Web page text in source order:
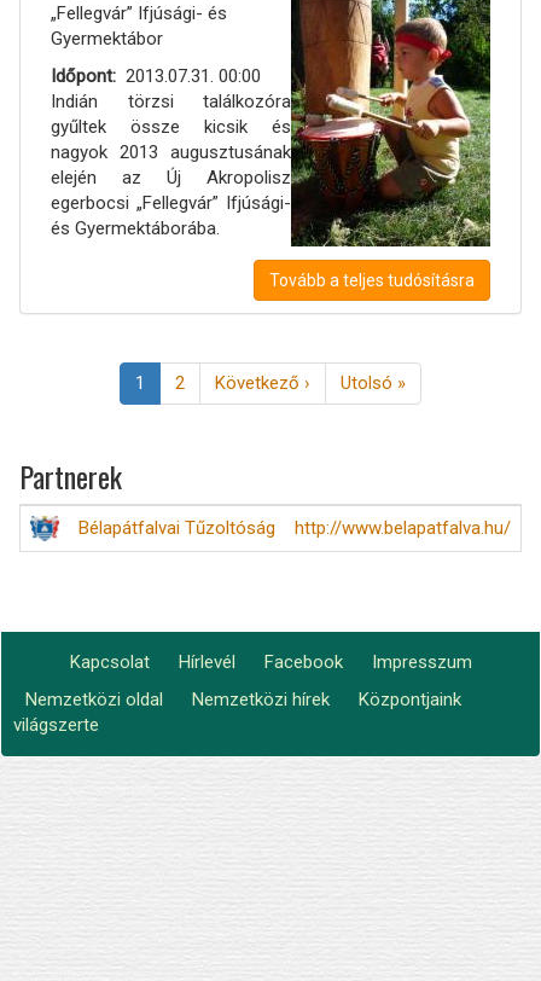
„Fellegvár” Ifjúsági- és
Gyermektábor
Időpont
2013.07.31. 00:00
Indián törzsi találkozóra
gyűltek össze kicsik és
nagyok 2013 augusztusának
elején az Új Akropolisz
egerbocsi „Fellegvár” Ifjúsági-
és Gyermektáborába.
Tovább a teljes tudósításra
Oldalszámozás
Jelenlegi
oldal
1 Page
2
Következő
oldal
Következő ›
Utolsó
oldal
Utolsó »
Partnerek
Bélapátfalvai Tűzoltóság http://www.belapatfalva.hu/
Footer
menu
Kapcsolat Hírlevél Facebook Impresszum
Lábléc2
Nemzetközi oldal Nemzetközi hírek
Központjaink
világszerte